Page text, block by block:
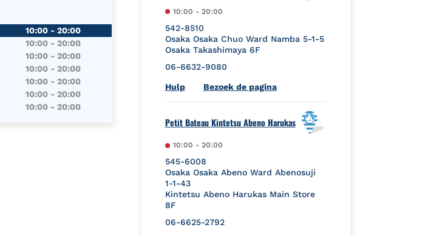
10:00 -20:00
10:00 -20:00
10:00 -20:00
10:00 -20:00
10:00 -20:00
10:00 -20:00
10:00 -20:00
10:00 - 20:00
542-8510
Osaka Osaka Chuo Ward Namba 5-1-5
Osaka Takashimaya 6F
06-6632-9080
HulpLink Opens in New Tab
Bezoek de pagina
Petit Bateau Kintetsu Abeno Harukas
10:00 - 20:00
545-6008
Osaka Osaka Abeno Ward Abenosuji
1-1-43
Kintetsu Abeno Harukas Main Store
8F
06-6625-2792